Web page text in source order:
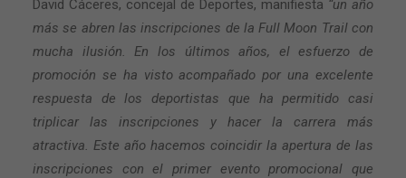
David Cáceres, concejal de Deportes, manifiesta “un año
más se abren las inscripciones de la Full Moon Trail con
mucha ilusión. En los últimos años, el esfuerzo de
promoción se ha visto acompañado por una excelente
respuesta de los deportistas que ha permitido casi
triplicar las inscripciones y hacer la carrera más
atractiva. Este año hacemos coincidir la apertura de las
inscripciones con el primer evento promocional que